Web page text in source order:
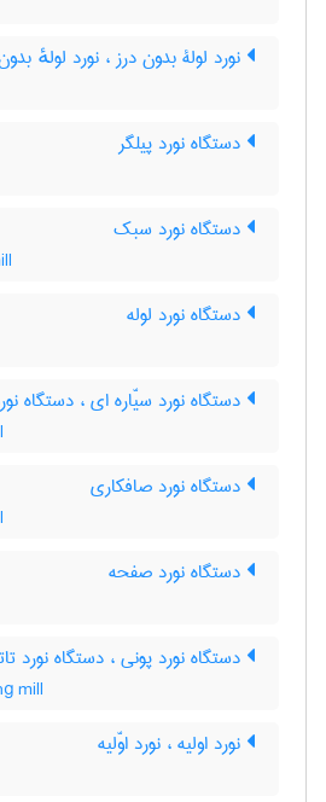
نورد لولۀ بدون درز ، نورد لولهٔ
دستگاه نورد پیلگر
دستگاه نورد سبک
دستگاه نورد لوله
دستگاه نورد سیّاره ای ، دستگاه
دستگاه نورد صافکاری
دستگاه نورد صفحه
دستگاه نورد پونی ، دستگاه نورد
mill
نورد اولیه ، نورد اوّلیه